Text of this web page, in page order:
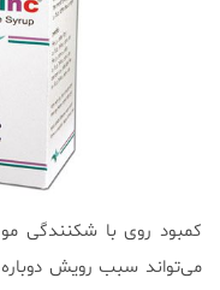
کمبود روی با شکنندگی مو
می‌تواند سبب رویش